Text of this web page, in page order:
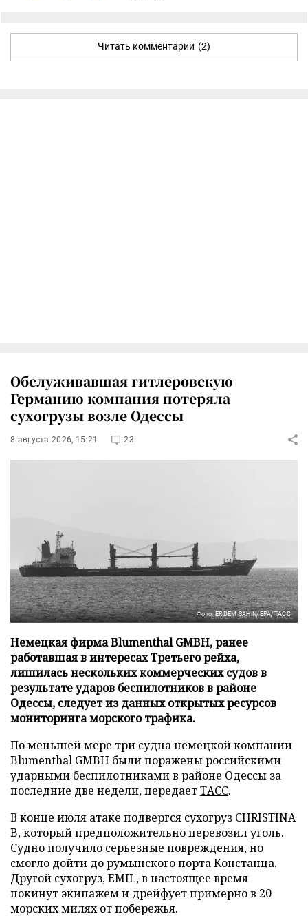
Читать комментарии (2)
Обслуживавшая гитлеровскую
Германию компания потеряла
сухогрузы возле Одессы
8 августа 2026, 15:21 23
Фото: ERDEM SAHIN/EPA/ТАСС
Немецкая фирма Blumenthal GMBH, ранее
работавшая в интересах Третьего рейха,
лишилась нескольких коммерческих судов в
результате ударов беспилотников в районе
Одессы, следует из данных открытых ресурсов
мониторинга морского трафика.
По меньшей мере три судна немецкой компании
Blumenthal GMBH были поражены российскими
ударными беспилотниками в районе Одессы за
последние две недели, передаетТАСС.
В конце июля атаке подвергся сухогруз CHRISTINA
B, который предположительно перевозил уголь.
Судно получило серьезные повреждения, но
смогло дойти до румынского порта Констанца.
Другой сухогруз, EMIL, в настоящее время
покинут экипажем и дрейфует примерно в 20
морских милях от побережья.